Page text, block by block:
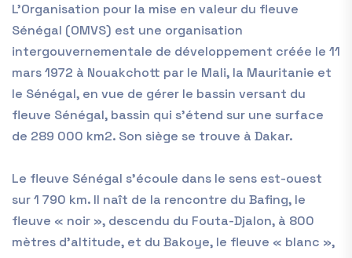
L’Organisation pour la mise en valeur du fleuve
Sénégal (OMVS) est une organisation
intergouvernementale de développement créée le 11
mars 1972 à Nouakchott par le Mali, la Mauritanie et
le Sénégal, en vue de gérer le bassin versant du
fleuve Sénégal, bassin qui s’étend sur une surface
de 289 000 km2. Son siège se trouve à Dakar.
Le fleuve Sénégal s’écoule dans le sens est-ouest
sur 1 790 km. Il naît de la rencontre du Bafing, le
fleuve « noir », descendu du Fouta-Djalon, à 800
mètres d’altitude, et du Bakoye, le fleuve « blanc »,